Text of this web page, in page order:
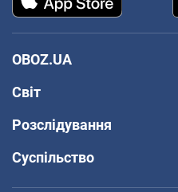
OBOZ.UA
Світ
Розслідування
Суспільство